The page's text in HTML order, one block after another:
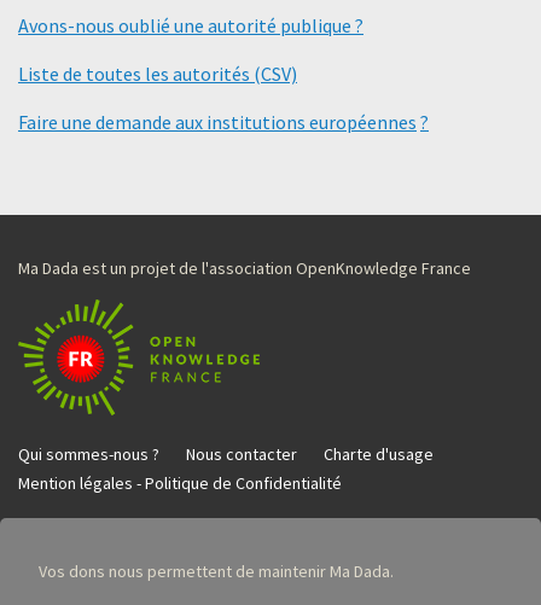
Avons-nous oublié une autorité publique ?
Liste de toutes les autorités (CSV)
Faire une demande aux institutions européennes ?
Ma Dada est un projet de l'association OpenKnowledge France
Qui sommes-nous ? Nous contacter
Charte d'usage
Mention légales - Politique de Confidentialité
Vos dons nous permettent de maintenir Ma Dada.